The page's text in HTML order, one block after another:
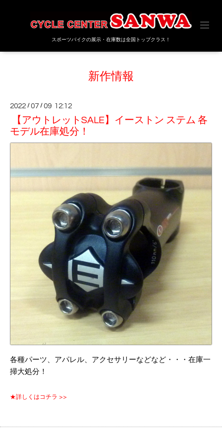
スポーツバイクの展示・在庫数は全国トップクラス！
新作情報
2022 /07 /09 12:12
【アウトレットSALE】イーストン ステム 各
モデル在庫処分！
各種パーツ、アパレル、アクセサリーなどなど・・・在庫一
掃大処分！
★詳しくはコチラ >>